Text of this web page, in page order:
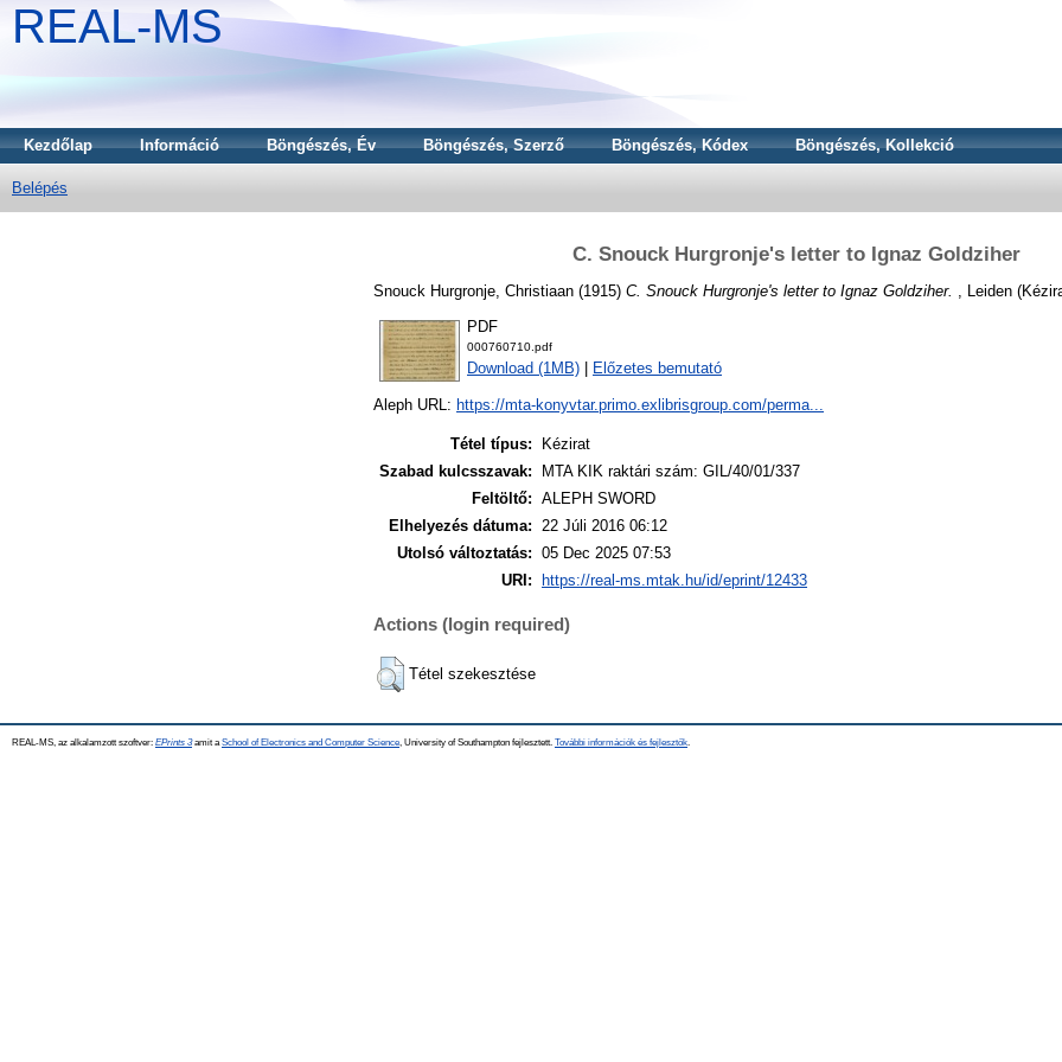
REAL-MS
Kezdőlap Információ Böngészés, Év Böngészés, Szerző Böngészés, Kódex Böngészés, Kollekció
Belépés
C. Snouck Hurgronje's letter to Ignaz Goldziher
Snouck Hurgronje, Christiaan (1915) C. Snouck Hurgronje's letter to Ignaz Goldziher. , Leiden
PDF
000760710.pdf
Download (1MB) Előzetes bemutató
Aleph URL: https://mta-konyvtar.primo.exlibrisgroup.com/perma...
Tétel típus:
Kézirat
Szabad kulcsszavak:
MTA KIK raktári szám: GIL/40/01/337
Feltöltő: ALEPH SWORD
Elhelyezés dátuma: 22 Júli 2016 06:12
Utolsó változtatás: 05 Dec 2025 07:53
URI:
https://real-ms.mtak.hu/id/eprint/12433
Actions (login required)
Tétel szekesztése
REAL-MS, az alkalamzott szoftver: EPrints 3amit a School of Electronics and Computer Science , University of Southampton fejlesztett. További információk és fejlesztők